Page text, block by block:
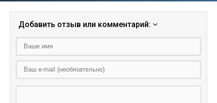
Добавить отзыв или комментарий: